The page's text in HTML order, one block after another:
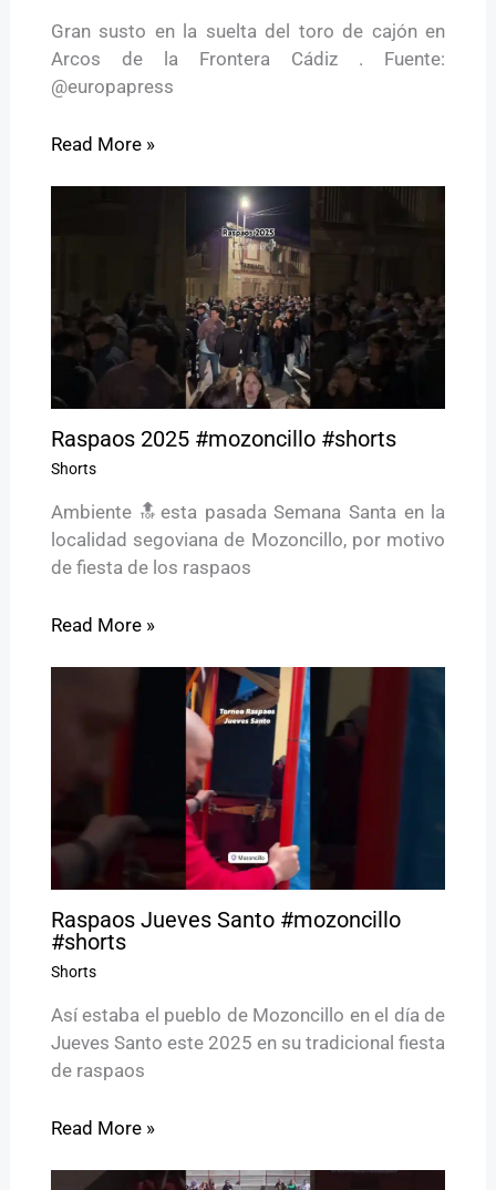
Gran susto en la suelta del toro de cajón en
Arcos de la Frontera Cádiz . Fuente:
@europapress
Read More »
Raspaos 2025 #mozoncillo #shorts
Shorts
Ambiente 🔝esta pasada Semana Santa en la
localidad segoviana de Mozoncillo, por motivo
de fiesta de los raspaos
Read More »
Raspaos Jueves Santo #mozoncillo
#shorts
Shorts
Así estaba el pueblo de Mozoncillo en el día de
Jueves Santo este 2025 en su tradicional fiesta
de raspaos
Read More »